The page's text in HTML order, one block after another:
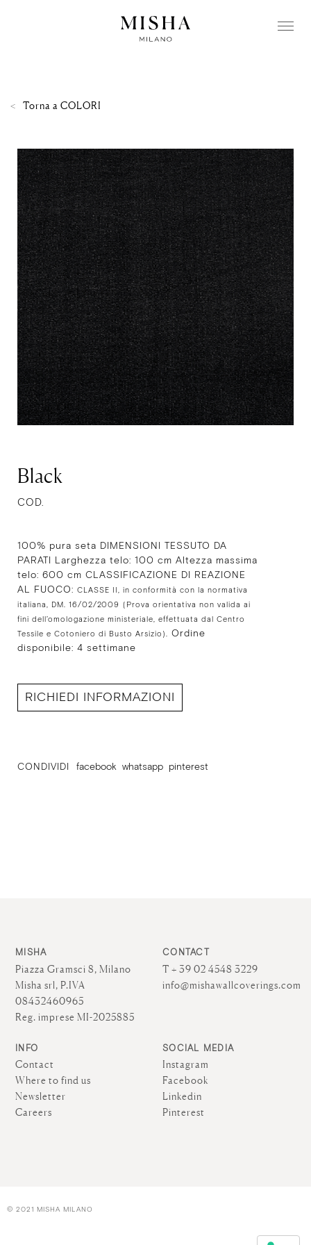
Torna a COLORI
Black
COD.
100% pura seta DIMENSIONI TESSUTO DA
PARATI Larghezza telo: 100 cm Altezza massima
telo: 600 cm CLASSIFICAZIONE DI REAZIONE
AL FUOCO: CLASSE II, in conformità con la normativa
italiana, DM. 16/02/2009 (Prova orientativa non valida ai
fini dell’omologazione ministeriale, effettuata dal Centro
Tessile e Cotoniero di Busto Arsizio). Ordine
disponibile: 4 settimane
RICHIEDI INFORMAZIONI
CONDIVIDI facebook whatsapp pinterest
MISHA
Piazza Gramsci 8, Milano
Misha srl, P.IVA
08432460965
Reg. imprese MI-2025885
CONTACT
T + 39 02 4548 3229
info@mishawallcoverings.com
INFO
Contact
Where to find us
Newsletter
Careers
SOCIAL MEDIA
Instagram
Facebook
Linkedin
Pinterest
© 2021 MISHA MILANO